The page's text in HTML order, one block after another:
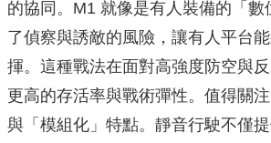
的協同。M1 就像是有人裝備的「數
了偵察與誘敵的風險，讓有人平台
揮。這種戰法在面對高強度防空與
更高的存活率與戰術彈性。值得關注
與「模組化」特點。靜音行駛不僅